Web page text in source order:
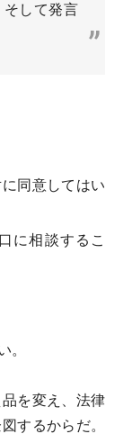
して発言
同意してはい
に相談するこ
。
を変え、法律
するからだ。